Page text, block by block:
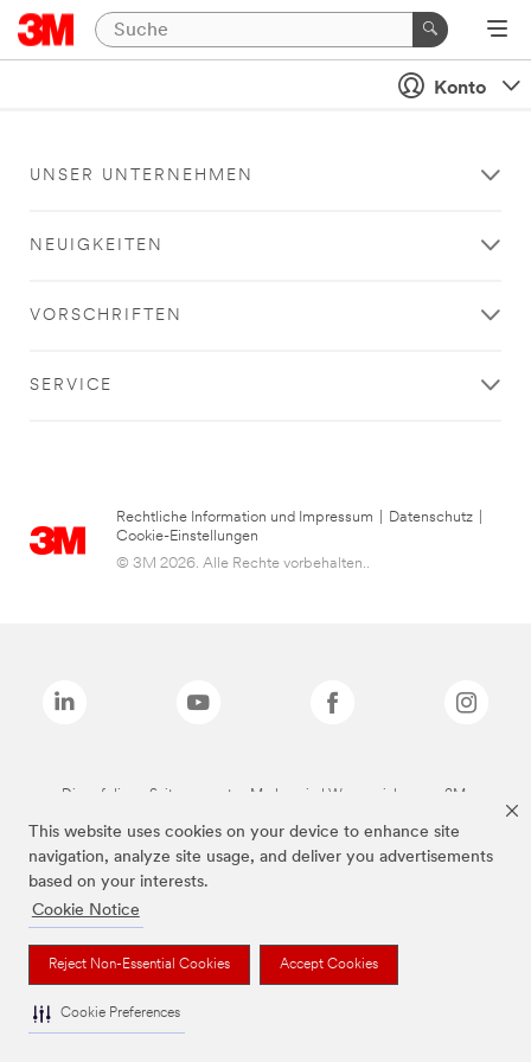
This website uses cookies on your device to enhance site
navigation, analyze site usage, and deliver you advertisements
based on your interests.
Cookie Notice
Reject Non-Essential Cookies Accept Cookies
Cookie Preferences
Konto
UNSER UNTERNEHMEN
NEUIGKEITEN
VORSCHRIFTEN
SERVICE
Rechtliche Information und Impressum Datenschutz
Cookie-Einstellungen
© 3M 2026. Alle Rechte vorbehalten..
Die auf dieser Seite genannten Marken sind Warenzeichen von 3M.